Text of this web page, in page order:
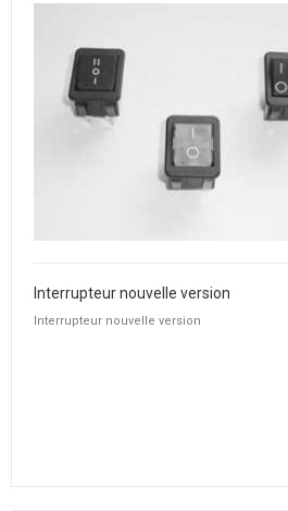
Interrupteur nouvelle version
Interrupteur nouvelle version